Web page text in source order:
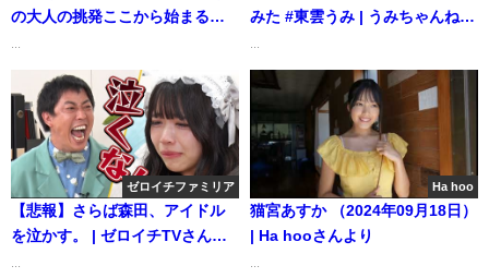
の大人の挑発ここから始まる～
配信】【GRAVURE】 (Nov 30,
2025) | Channel MNKさんより
みた #東雲うみ | うみちゃんねる
ゼロイチファミリア
【悲報】さらば森田、アイドル
を泣かす。 | ゼロイチTVさんよ
Ha hoo
猫宮あすか （2024年09月18日）
| Ha hooさんより